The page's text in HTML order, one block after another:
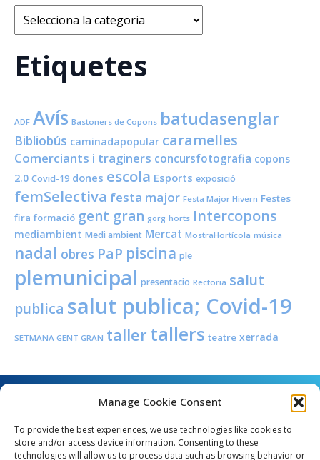
Manage Cookie Consent
To provide the best experiences, we use technologies like cookies to
store and/or access device information. Consenting to these
technologies will allow us to process data such as browsing behavior or
Categories
Etiquetes
ADF Avís Bastoners de Copons batudasenglar
Bibliobús caminadapopular caramelles
Comerciants i traginers concursfotografia copons
2.0 Covid-19 dones escola Esports exposició
femSelectiva festa major Festa Major Hivern Festes
fira formació gent gran gorg horts Intercopons
mediambient Medi ambient Mercat MostraHortícola música
nadal obres PaP piscina ple
plemunicipal presentacio Rectoria salut
publica salut publica; Covid-19
SETMANA GENT GRAN taller tallers teatre xerrada